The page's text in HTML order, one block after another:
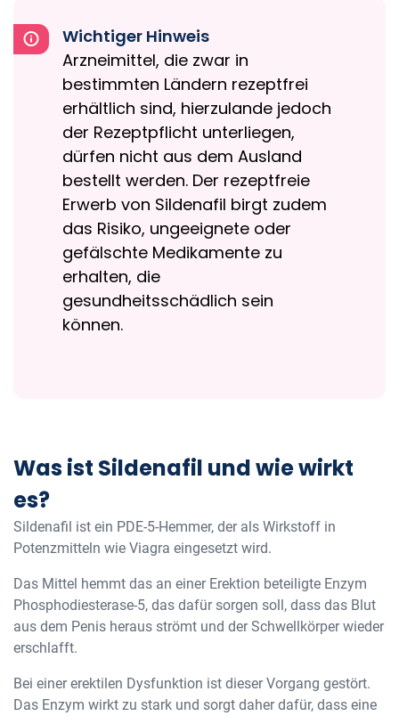
Wichtiger Hinweis
Arzneimittel, die zwar in
bestimmten Ländern rezeptfrei
erhältlich sind, hierzulande jedoch
der Rezeptpflicht unterliegen,
dürfen nicht aus dem Ausland
bestellt werden. Der rezeptfreie
Erwerb von Sildenafil birgt zudem
das Risiko, ungeeignete oder
gefälschte Medikamente zu
erhalten, die
gesundheitsschädlich sein
können.
Was ist Sildenafil und wie wirkt
es?
Sildenafil ist ein PDE-5-Hemmer, der als Wirkstoff in
Potenzmitteln wie Viagra eingesetzt wird.
Das Mittel hemmt das an einer Erektion beteiligte Enzym
Phosphodiesterase-5, das dafür sorgen soll, dass das Blut
aus dem Penis heraus strömt und der Schwellkörper wieder
erschlafft.
Bei einer erektilen Dysfunktion ist dieser Vorgang gestört.
Das Enzym wirkt zu stark und sorgt daher dafür, dass eine